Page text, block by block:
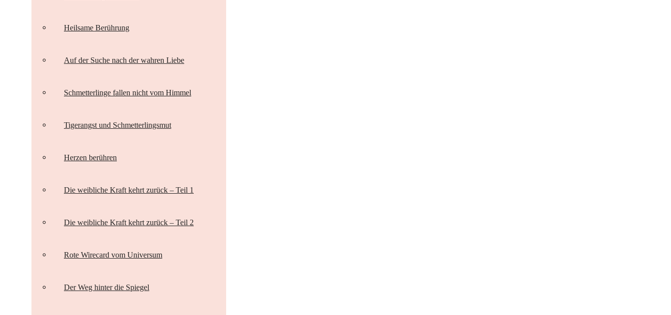
Heilsame Berührung
Auf der Suche nach der wahren Liebe
Schmetterlinge fallen nicht vom Himmel
Tigerangst und Schmetterlingsmut
Herzen berühren
Die weibliche Kraft kehrt zurück – Teil 1
Die weibliche Kraft kehrt zurück – Teil 2
Rote Wirecard vom Universum
Der Weg hinter die Spiegel